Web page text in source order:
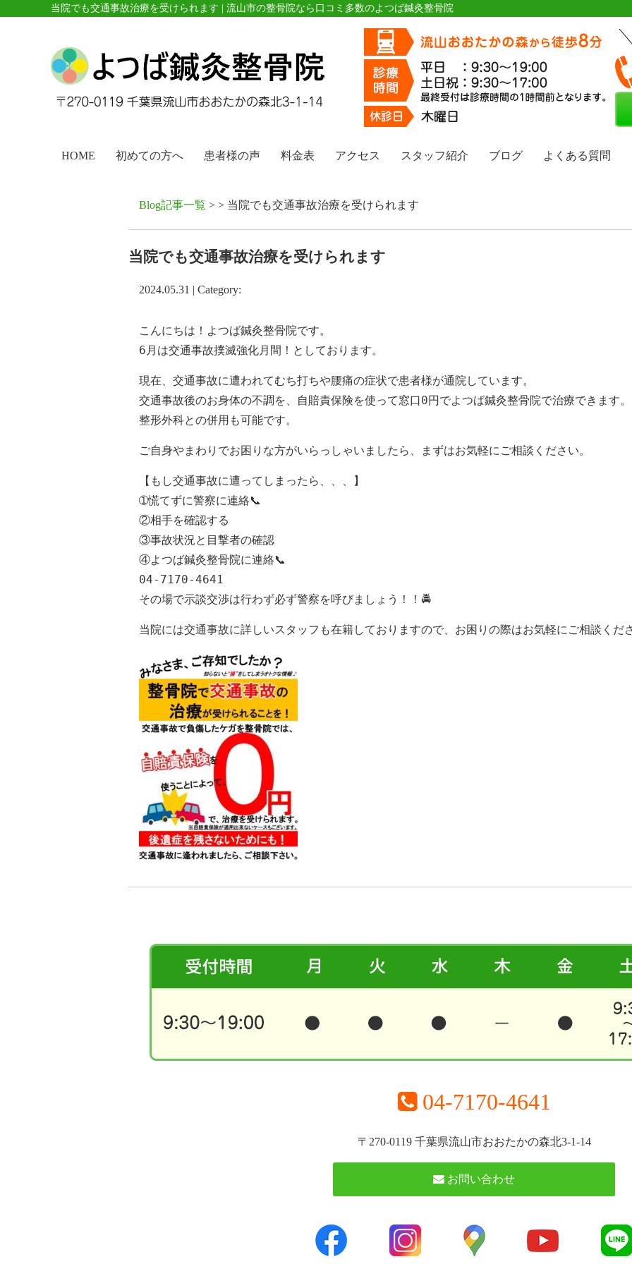
当院でも交通事故治療を受けられます | 流山市の整骨院なら口コミ多数のよつば鍼灸整骨院
HOME 初めての方へ 患者様の声 料金表 アクセス スタッフ紹介 ブログ よくある質問
Blog記事一覧 > > 当院でも交通事故治療を受けられます
当院でも交通事故治療を受けられます
2024.05.31 | Category:
こんにちは！ よつば鍼灸整骨院です。
6月は交通事故撲滅強化月間！としております。
現在、交通事故に遭われてむち打ちや腰痛の症状で患者様が通院しています。
交通事故後のお身体の不調を、自賠責保険を使って窓口0円でよつば鍼灸整骨院で治療できます。
整形外科との併用も可能です。
ご自身やまわりでお困りな方がいらっしゃいましたら、まずはお気軽にご相談ください。
【もし交通事故に遭ってしまったら、、、】
➀慌てずに警察に連絡📞
②相手を確認する
③事故状況と目撃者の確認
④よつば鍼灸整骨院に連絡📞
04-7170-4641
その場で示談交渉は行わず必ず警察を呼びましょう！！🚔
当院には交通事故に詳しいスタッフも在籍しておりますので、お困りの際はお気軽にご相談くだ
04-7170-4641
〒270-0119 千葉県流山市おおたかの森北3-1-14
お問い合わせ